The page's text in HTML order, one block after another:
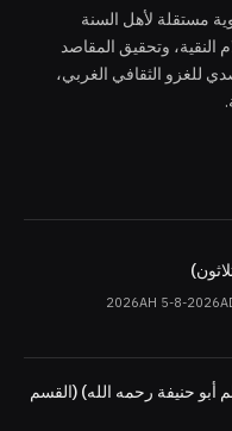
مستقلة لأهل السنة
وتحقيق المقاصد
للغزو الثقافي الغربي،
أبو حنيفة رحمه الله) (القسم